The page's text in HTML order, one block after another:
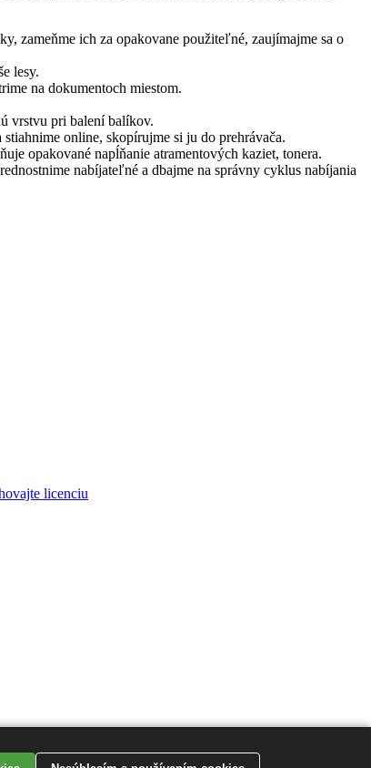
zameňme ich za opakovane použiteľné, zaujímajme sa o
lesy.
na dokumentoch miestom.
vrstvu pri balení balíkov.
online, skopírujme si ju do prehrávača.
opakované napĺňanie atramentových kaziet, tonera.
nabíjateľné a dbajme na správny cyklus nabíjania
licenciu